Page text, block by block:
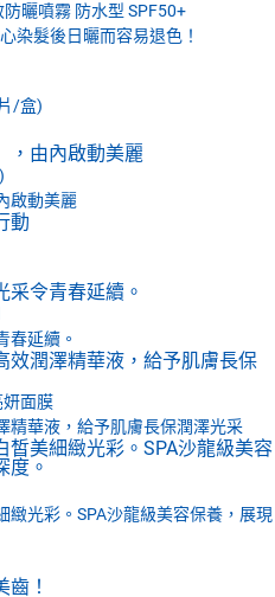
防曬噴霧 防水型 SPF50+
染髮後日曬而容易退色！
/盒)
啟動美麗
春延續。
妍面膜
精華液，給予肌膚長保潤澤光采
光彩。SPA沙龍級美容保養，展現